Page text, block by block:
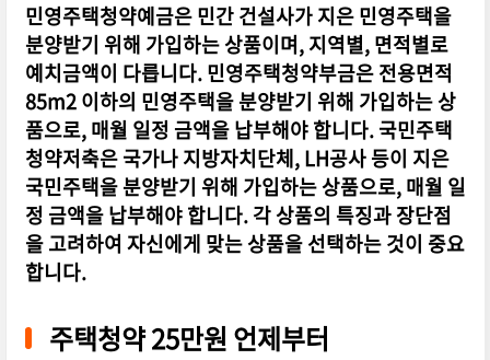
민영주택청약예금은 민간 건설사가 지은 민영주택을
분양받기 위해 가입하는 상품이며, 지역별, 면적별로
예치금액이 다릅니다. 민영주택청약부금은 전용면적
85m2 이하의 민영주택을 분양받기 위해 가입하는 상
품으로, 매월 일정 금액을 납부해야 합니다. 국민주택
청약저축은 국가나 지방자치단체, LH공사 등이 지은
국민주택을 분양받기 위해 가입하는 상품으로, 매월 일
정 금액을 납부해야 합니다. 각 상품의 특징과 장단점
을 고려하여 자신에게 맞는 상품을 선택하는 것이 중요
합니다.
주택청약 25만원 언제부터